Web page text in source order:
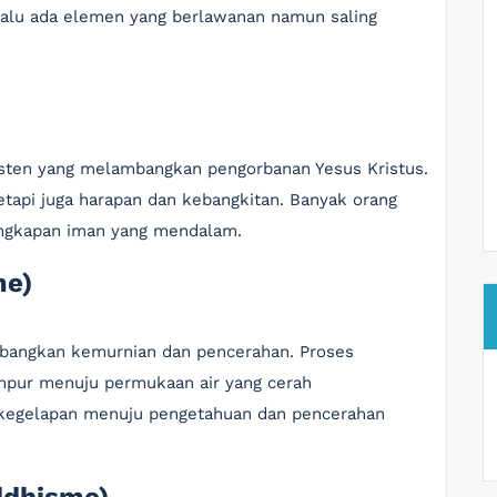
ada elemen yang berlawanan namun saling
yang melambangkan pengorbanan Yesus Kristus.
juga harapan dan kebangkitan. Banyak orang
iman yang mendalam.
kemurnian dan pencerahan. Proses
menuju permukaan air yang cerah
menuju pengetahuan dan pencerahan